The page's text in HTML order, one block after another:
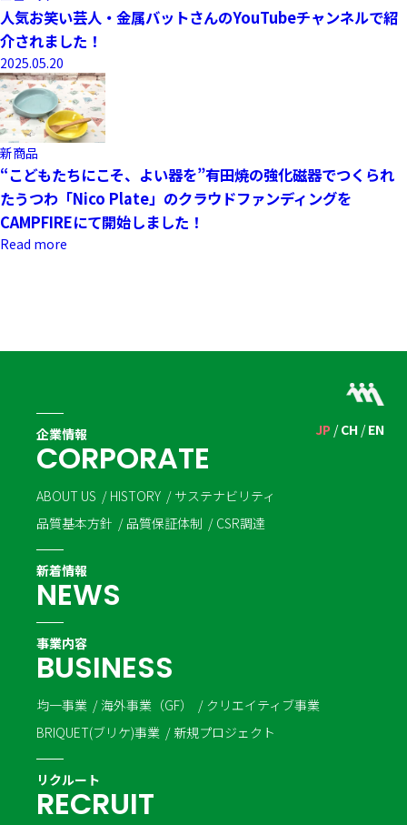
人気お笑い芸人・金属バットさんのYouTubeチャンネルで紹
介されました！
2025.05.20
新商品
“こどもたちにこそ、よい器を”有田焼の強化磁器でつくられ
たうつわ「Nico Plate」のクラウドファンディングを
CAMPFIREにて開始しました！
Read more
JP CH EN
企業情報
CORPORATE
ABOUT US HISTORY
サステナビリティ
品質基本方針
品質保証体制 CSR調達
新着情報
NEWS
事業内容
BUSINESS
均一事業 海外事業（GF）
クリエイティブ事業
BRIQUET(ブリケ)事業
新規プロジェクト
リクルート
RECRUIT